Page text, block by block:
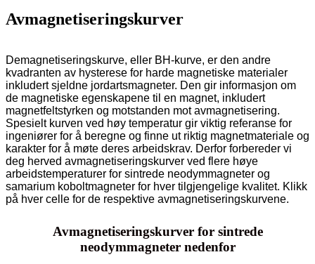
Avmagnetiseringskurver
Demagnetiseringskurve, eller BH-kurve, er den andre
kvadranten av hysterese for harde magnetiske materialer
inkludert sjeldne jordartsmagneter. Den gir informasjon om
de magnetiske egenskapene til en magnet, inkludert
magnetfeltstyrken og motstanden mot avmagnetisering.
Spesielt kurven ved høy temperatur gir viktig referanse for
ingeniører for å beregne og finne ut riktig magnetmateriale og
karakter for å møte deres arbeidskrav. Derfor forbereder vi
deg herved avmagnetiseringskurver ved flere høye
arbeidstemperaturer for sintrede neodymmagneter og
samarium koboltmagneter for hver tilgjengelige kvalitet. Klikk
på hver celle for de respektive avmagnetiseringskurvene.
Avmagnetiseringskurver for sintrede
neodymmagneter nedenfor